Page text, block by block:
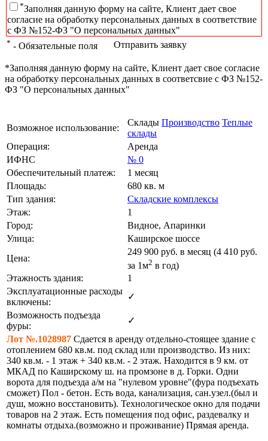
*Заполняя данную форму на сайте, Клиент дает свое
согласие на обработку персональных данных в соответствие
с ФЗ №152-ФЗ "О персональных данных"
* - Обязательные поля Отправить заявку
*Заполняя данную форму на сайте, Клиент дает свое согласие
на обработку персональных данных в соответсвие с ФЗ №152-
ФЗ "О персональных данных"
Возможное использование:
Склады Производство Теплые
склады
Операция:
Аренда
ИФНС
№ 0
Обеспечительный платеж:
1 месяц
Площадь:
680 кв. м
Тип здания:
Складские комплексы
Этаж:
1
Город:
Видное, Апаринки
Улица:
Каширское шоссе
Цена:
249 900 руб. в месяц (4 410 руб.
за 1м2 в год)
Этажность здания:
1
Эксплуатационные расходы
включены:
✓
Возможность подъезда
фуры:
✓
Лот №.1028987 Сдается в аренду отдельно-стоящее здание с
отоплением 680 кв.м. под склад или производство. Из них:
340 кв.м. - 1 этаж + 340 кв.м. - 2 этаж. Находится в 9 км. от
МКАД по Каширскому ш. на промзоне в д. Горки. Одни
ворота для подъезда а/м на "нулевом уровне"(фура подъехать
сможет) Пол - бетон. Есть вода, канализация, сан.узел.(был и
душ, можно восстановить). Технологическое окно для подачи
товаров на 2 этаж. Есть помещения под офис, раздевалку и
комнаты отдыха.(возможно и проживание) Прямая аренда.